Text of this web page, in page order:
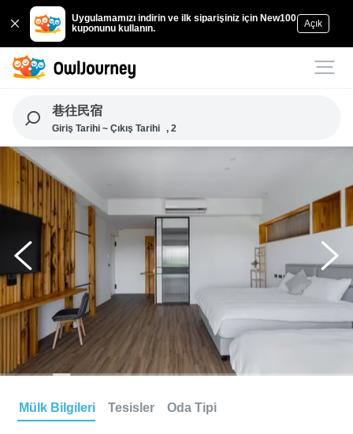
Uygulamamızı indirin ve ilk siparişiniz için New100
kuponunu kullanın.
Açık
巷往民宿
Giriş Tarihi ~ Çıkış Tarihi , 2
Mülk Bilgileri Tesisler Oda Tipi